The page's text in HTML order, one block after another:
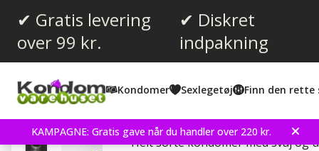
✔ Gratis levering
over 99 kr.
✔ Diskret
indpakning
Kondomer Sexlegetøj Finn den rette
KAMPAGNE: Gratis gave når du handler over 220 kr.
Anmeldelser (6)
EXS Black Latex 12 stk
Helt sorte kondomer med svaj og